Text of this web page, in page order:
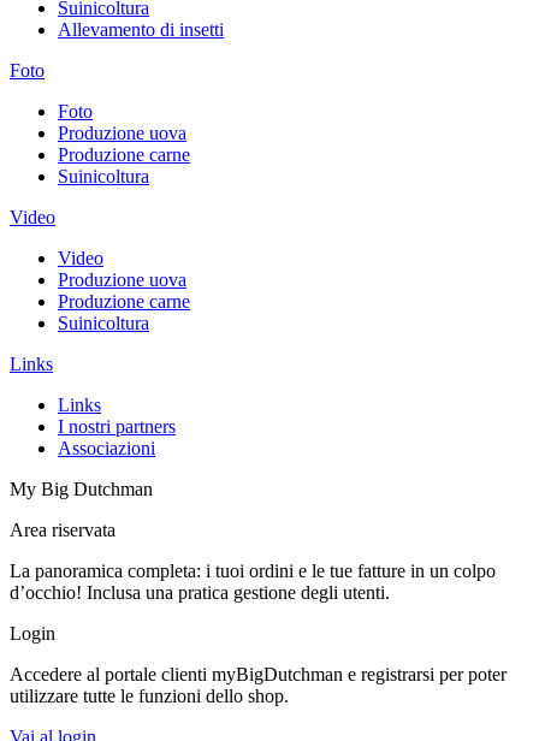
Suinicoltura
Allevamento di insetti
Foto
Foto
Produzione uova
Produzione carne
Suinicoltura
Video
Video
Produzione uova
Produzione carne
Suinicoltura
Links
Links
I nostri partners
Associazioni
My Big Dutchman
Area riservata
La panoramica completa: i tuoi ordini e le tue fatture in un colpo
d’occhio! Inclusa una pratica gestione degli utenti.
Login
Accedere al portale clienti myBigDutchman e registrarsi per poter
utilizzare tutte le funzioni dello shop.